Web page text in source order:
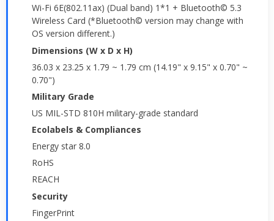
Wi-Fi 6E(802.11ax) (Dual band) 1*1 + Bluetooth© 5.3
Wireless Card (*Bluetooth© version may change with
OS version different.)
Dimensions (W x D x H)
36.03 x 23.25 x 1.79 ~ 1.79 cm (14.19" x 9.15" x 0.70" ~
0.70")
Military Grade
US MIL-STD 810H military-grade standard
Ecolabels & Compliances
Energy star 8.0
RoHS
REACH
Security
FingerPrint